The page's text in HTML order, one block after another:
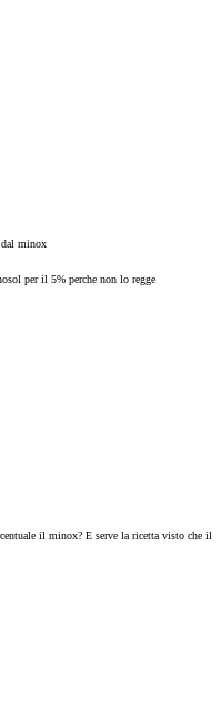
minox
per il 5% perche non lo regge
il minox? E serve la ricetta visto che il